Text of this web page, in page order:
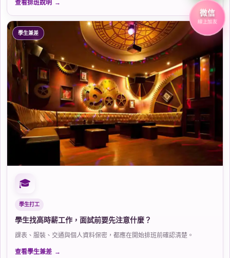
查看排班說明
學生兼差
🎓
學生打工
學生找高時薪工作，面試前要先注意什麼？
課表、服裝、交通與個人資料保密，都應在開始排班前確認清楚。
查看學生兼差
微信
線上加友